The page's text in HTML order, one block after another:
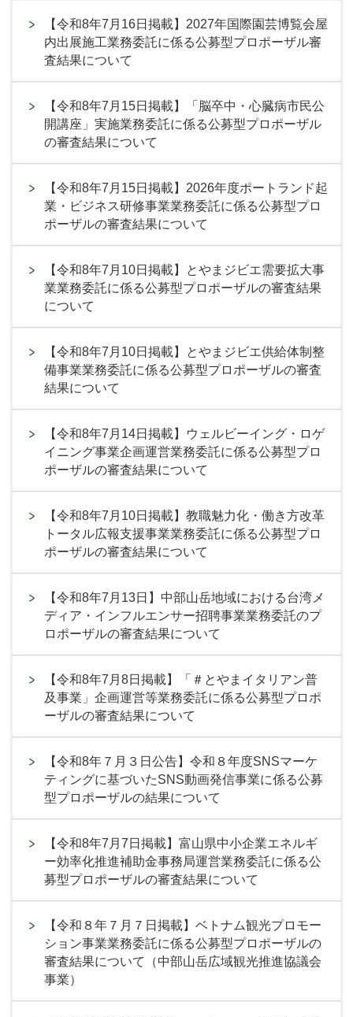
【令和8年7月16日掲載】2027年国際園芸博覧会屋
内出展施工業務委託に係る公募型プロポーザル審
査結果について
【令和8年7月15日掲載】「脳卒中・心臓病市民公
開講座」実施業務委託に係る公募型プロポーザル
の審査結果について
【令和8年7月15日掲載】2026年度ポートランド起
業・ビジネス研修事業業務委託に係る公募型プロ
ポーザルの審査結果について
【令和8年7月10日掲載】とやまジビエ需要拡大事
業業務委託に係る公募型プロポーザルの審査結果
について
【令和8年7月10日掲載】とやまジビエ供給体制整
備事業業務委託に係る公募型プロポーザルの審査
結果について
【令和8年7月14日掲載】ウェルビーイング・ロゲ
イニング事業企画運営業務委託に係る公募型プロ
ポーザルの審査結果について
【令和8年7月10日掲載】教職魅力化・働き方改革
トータル広報支援事業業務委託に係る公募型プロ
ポーザルの審査結果について
【令和8年7月13日】中部山岳地域における台湾メ
ディア・インフルエンサー招聘事業業務委託のプ
ロポーザルの審査結果について
【令和8年7月8日掲載】「＃とやまイタリアン普
及事業」企画運営等業務委託に係る公募型プロポ
ーザルの審査結果について
【令和8年７月３日公告】令和８年度SNSマーケ
ティングに基づいたSNS動画発信事業に係る公募
型プロポーザルの結果について
【令和8年7月7日掲載】富山県中小企業エネルギ
ー効率化推進補助金事務局運営業務委託に係る公
募型プロポーザルの審査結果について
【令和８年７月７日掲載】ベトナム観光プロモー
ション事業業務委託に係る公募型プロポーザルの
審査結果について（中部山岳広域観光推進協議会
事業）